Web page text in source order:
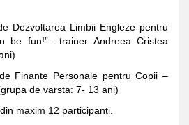
Dezvoltarea Limbii Engleze pentru
be fun!”– trainer Andreea Cristea
Finante Personale pentru Copii –
de varsta: 7- 13 ani)
maxim 12 participanti.